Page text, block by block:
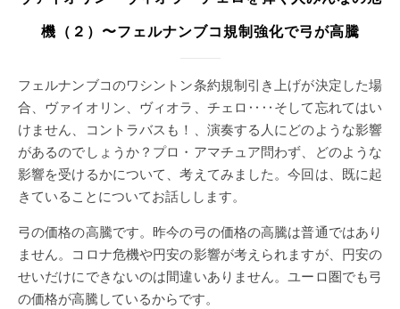
機（２）〜フェルナンブコ規制強化で弓が高騰
フェルナンブコのワシントン条約規制引き上げが決定した場
合、ヴァイオリン、ヴィオラ、チェロ‥‥そして忘れてはい
けません、コントラバスも！、演奏する人にどのような影響
があるのでしょうか？プロ・アマチュア問わず、どのような
影響を受けるかについて、考えてみました。今回は、既に起
きていることについてお話しします。
弓の価格の高騰です。昨今の弓の価格の高騰は普通ではあり
ません。コロナ危機や円安の影響が考えられますが、円安の
せいだけにできないのは間違いありません。ユーロ圏でも弓
の価格が高騰しているからです。